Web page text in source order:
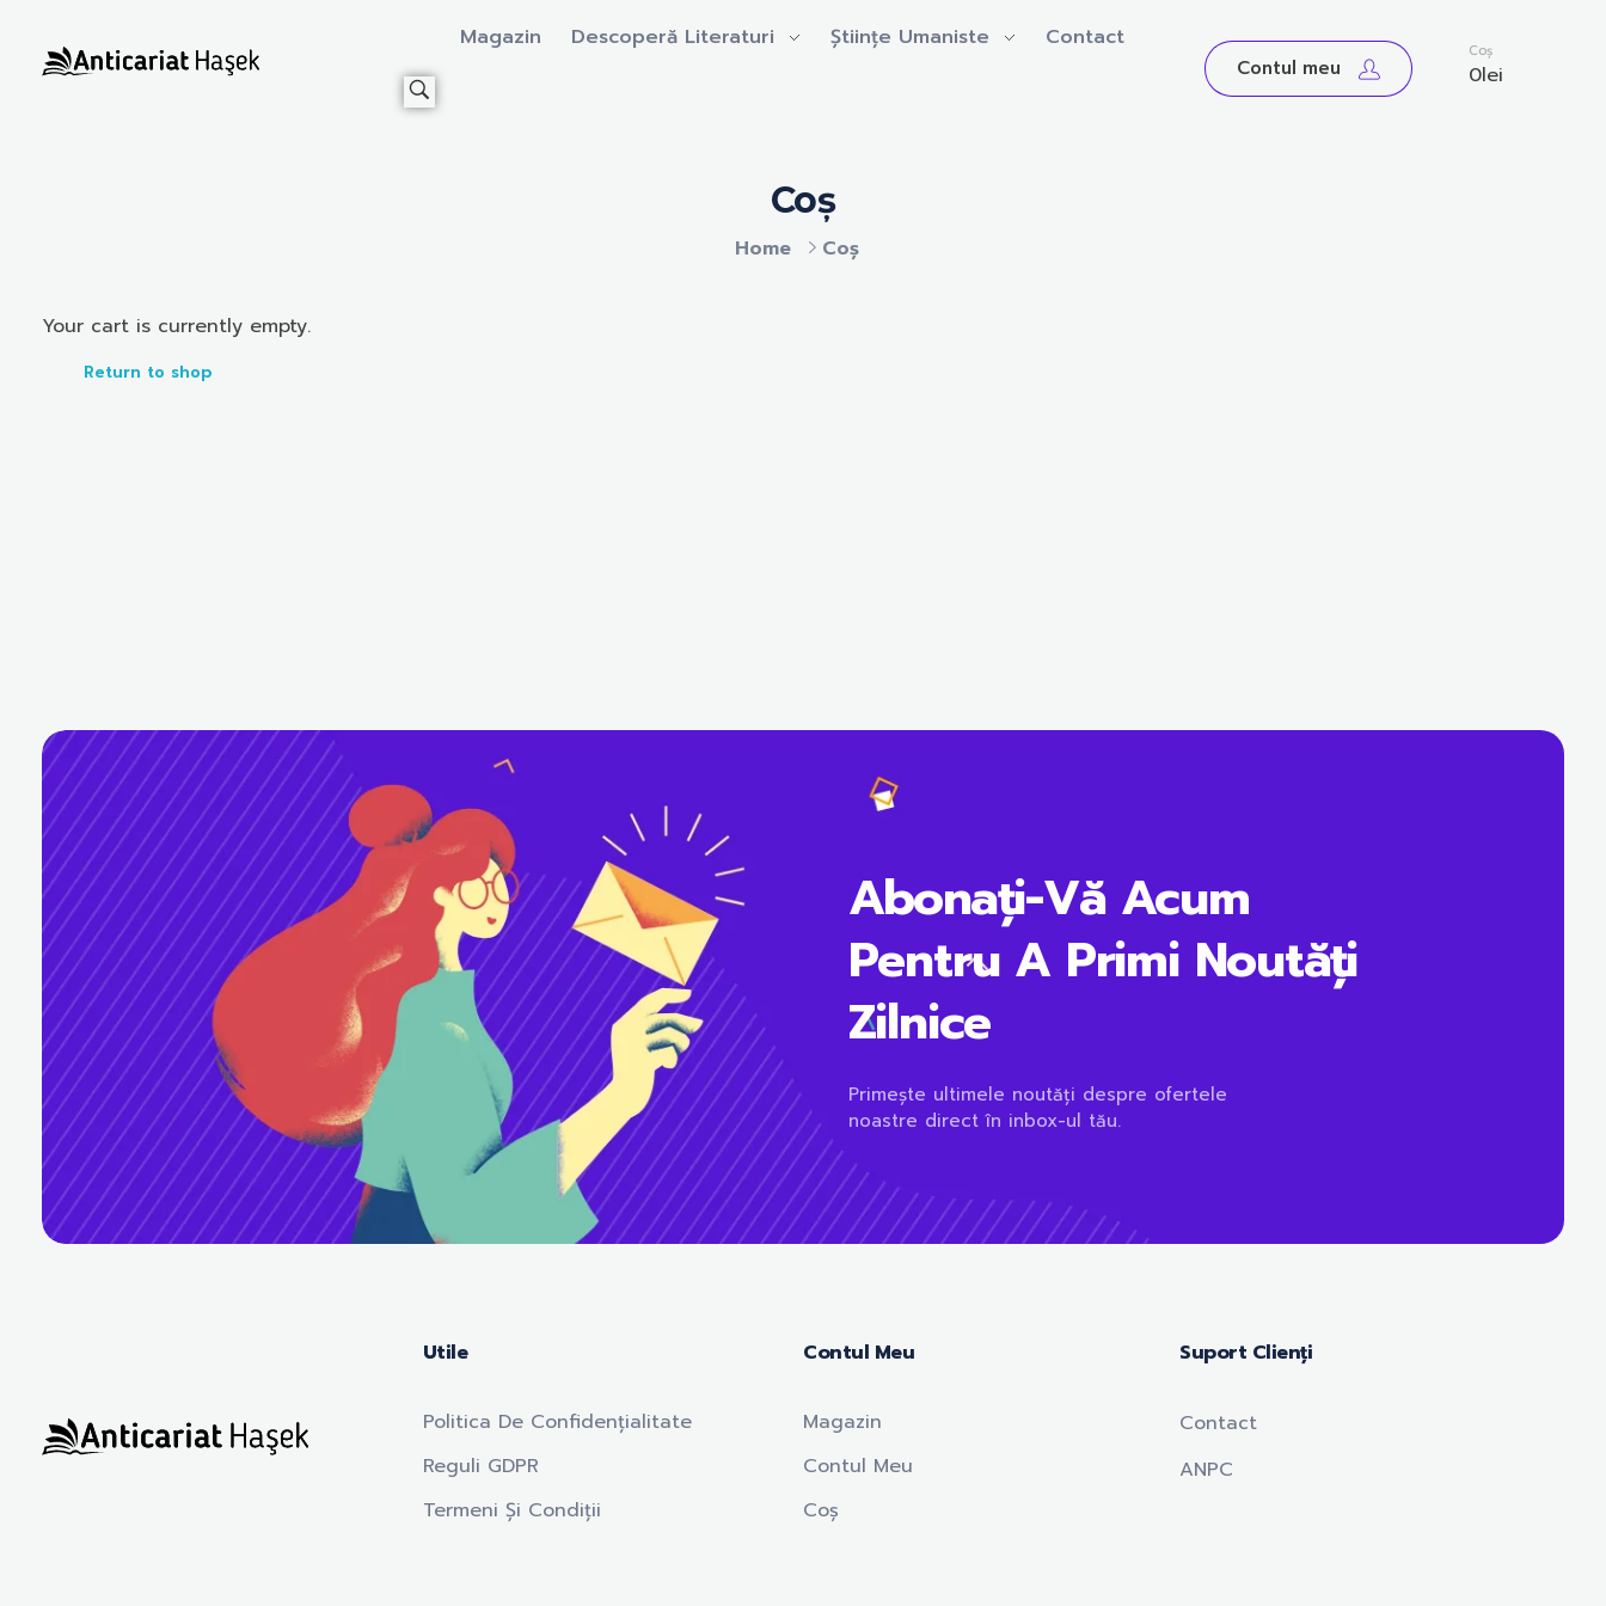
Magazin Descoperă Literaturi Științe Umaniste Contact
Contul meu
Coș
0lei
Home Coș
Coș
Your cart is currently empty.
Return to shop
Abonați-Vă Acum
Pentru A Primi Noutăți
Zilnice
Primește ultimele noutăți despre ofertele
noastre direct în inbox-ul tău.
Utile
Politica De Confidențialitate
Reguli GDPR
Termeni Și Condiții
Contul Meu
Magazin
Contul Meu
Coș
Suport Clienți
Contact
ANPC